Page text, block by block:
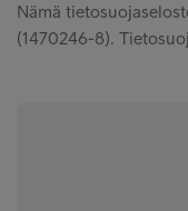
Nämä
(1470246-8).